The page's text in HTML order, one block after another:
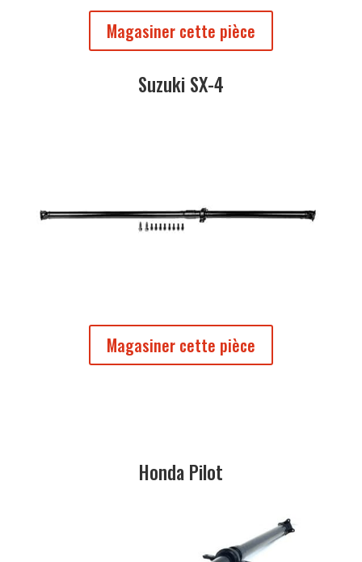
Magasiner cette pièce
Suzuki SX-4
Magasiner cette pièce
Honda Pilot